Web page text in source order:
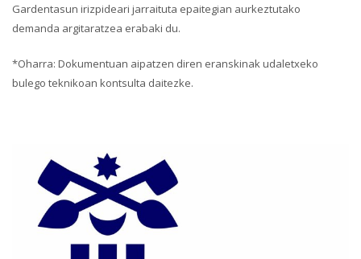
Gardentasun irizpideari jarraituta epaitegian aurkeztutako
demanda argitaratzea erabaki du.
*Oharra: Dokumentuan aipatzen diren eranskinak udaletxeko
bulego teknikoan kontsulta daitezke.